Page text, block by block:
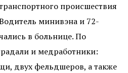
происшествия
минивэна и 72-
в больнице. По
и медработники:
двух фельдшеров, а также